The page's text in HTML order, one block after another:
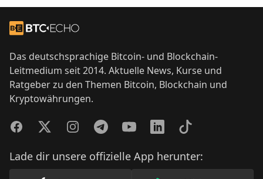
Zur Startseite
Das deutschsprachige Bitcoin- und Blockchain-
Leitmedium seit 2014. Aktuelle News, Kurse und
Ratgeber zu den Themen Bitcoin, Blockchain und
Kryptowährungen.
FacebookTwitterInstagramTelegramYouTubeLinkedInTikTok
Lade dir unsere offizielle App herunter: